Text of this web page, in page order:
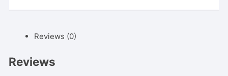
Reviews (0)
Reviews